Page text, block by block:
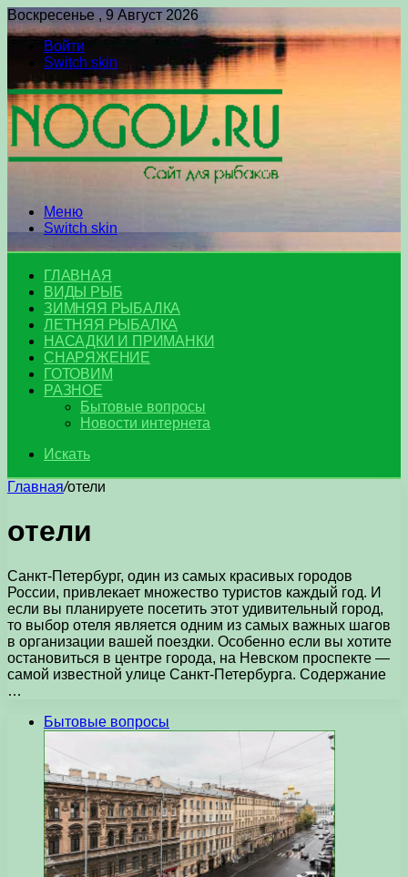
Воскресенье , 9 Август 2026
Войти
Switch skin
Меню
Switch skin
ГЛАВНАЯ
ВИДЫ РЫБ
ЗИМНЯЯ РЫБАЛКА
ЛЕТНЯЯ РЫБАЛКА
НАСАДКИ И ПРИМАНКИ
СНАРЯЖЕНИЕ
ГОТОВИМ
РАЗНОЕ
Бытовые вопросы
Новости интернета
Искать
Главная/отели
отели
Санкт-Петербург, один из самых красивых городов
России, привлекает множество туристов каждый год. И
если вы планируете посетить этот удивительный город,
то выбор отеля является одним из самых важных шагов
в организации вашей поездки. Особенно если вы хотите
остановиться в центре города, на Невском проспекте —
самой известной улице Санкт-Петербурга. Содержание
…
Бытовые вопросы